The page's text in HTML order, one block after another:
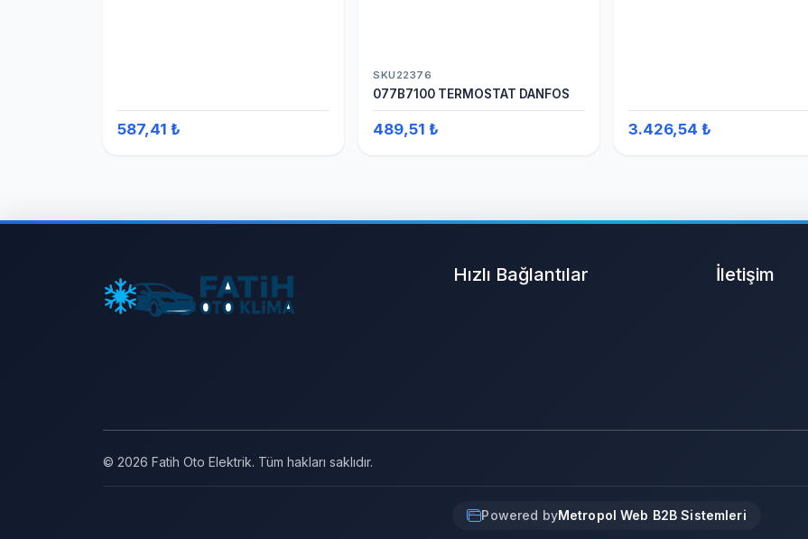
587,41 ₺
SKU22376
077B7100 TERMOSTAT DANFOS
489,51 ₺ 3.426,54 ₺
Hızlı Bağlantılar İletişim
© 2026 Fatih Oto Elektrik. Tüm hakları saklıdır.
Powered byMetropol Web B2B Sistemleri